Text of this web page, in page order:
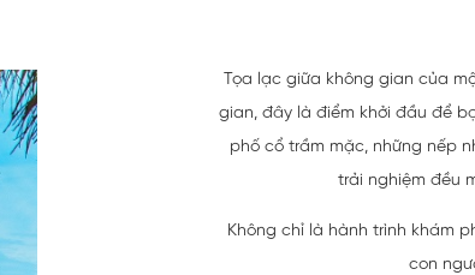
Tọa lạc giữa không gian của
gian, đây là điểm khởi đầu để
phố cổ trầm mặc, những nếp
trải nghiệm đều
Không chỉ là hành trình khám
con